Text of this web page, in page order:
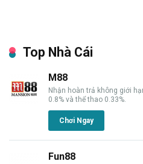
Top Nhà Cái
M88
Nhận hoàn trả không giới
0.8% và thể thao 0.33%.
Chơi Ngay
Fun88